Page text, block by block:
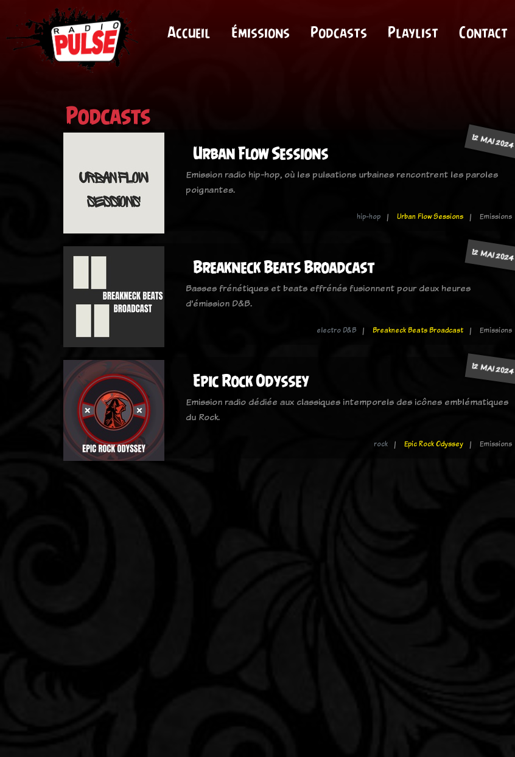
Accueil Émissions Podcasts Playlist Contact
Podcasts
12 MAI 2024
Urban Flow Sessions
Emission radio hip-hop, où les pulsations urbaines rencontrent les paroles
poignantes.
hip-hop Urban Flow Sessions Emissions
12 MAI 2024
Breakneck Beats Broadcast
Basses frénétiques et beats effrénés fusionnent pour deux heures
d'émission D&B.
electro D&B Breakneck Beats Broadcast Emissions
12 MAI 2024
Epic Rock Odyssey
Emission radio dédiée aux classiques intemporels des icônes emblématiques
du Rock.
rock Epic Rock Odyssey Emissions